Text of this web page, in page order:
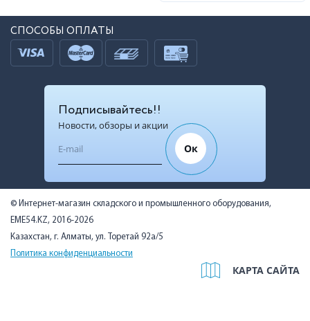
СПОСОБЫ ОПЛАТЫ
Подписывайтесь!!
Новости, обзоры и акции
Ок
© Интернет-магазин складского и промышленного оборудования,
EME54.KZ, 2016-2026
Казахстан, г. Алматы, ул. Торетай 92а/5
Политика конфиденциальности
КАРТА САЙТА